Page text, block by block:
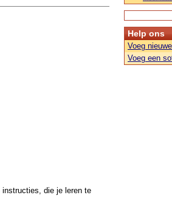
die je leren te
Help ons
Voeg
Voeg een